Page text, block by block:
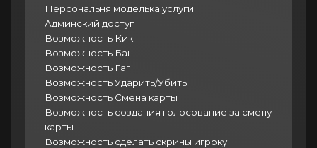
Персональня моделька услуги
Админский доступ
Возможность Кик
Возможность Бан
Возможность Гаг
Возможность Ударить/Убить
Возможность Смена карты
Возможность создания голосование за смену
карты
Возможность сделать скрины игроку